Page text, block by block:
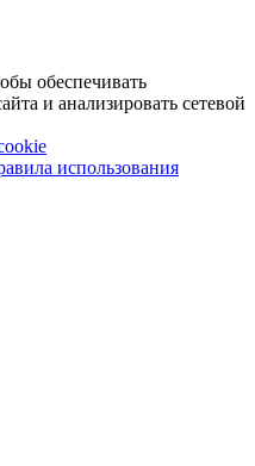
обеспечивать
и анализировать сетевой
использования